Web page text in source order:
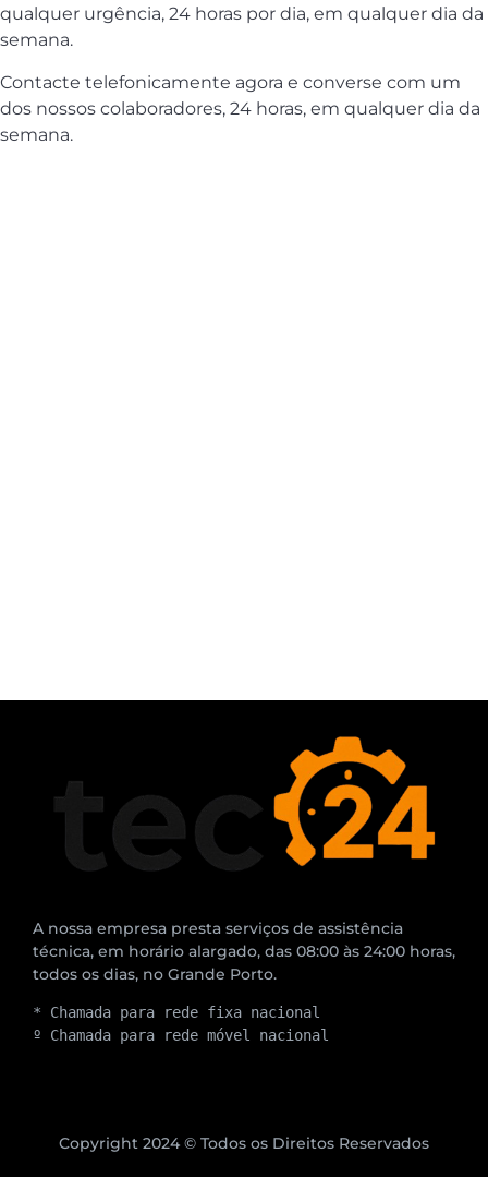
qualquer urgência, 24 horas por dia, em qualquer dia da
semana.
Contacte telefonicamente agora e converse com um
dos nossos colaboradores, 24 horas, em qualquer dia da
semana.
A nossa empresa presta serviços de assistência
técnica, em horário alargado, das 08:00 às 24:00 horas,
todos os dias, no Grande Porto.
* Chamada para rede fixa nacional
º Chamada para rede móvel nacional
Copyright 2024 © Todos os Direitos Reservados